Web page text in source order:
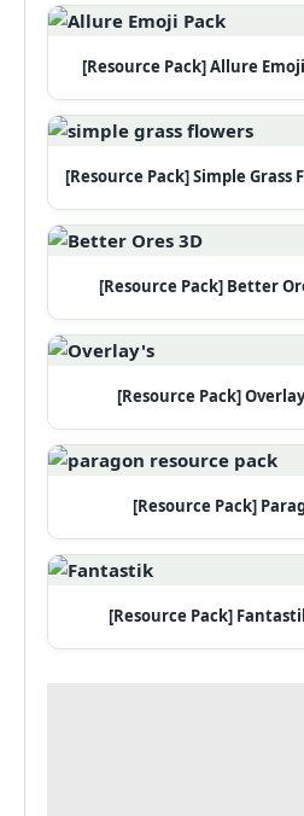
[Resource Pack] Allure
[Resource Pack] Simple Grass
[Resource Pack] Better
[Resource Pack]
[Resource Pack]
[Resource Pack]